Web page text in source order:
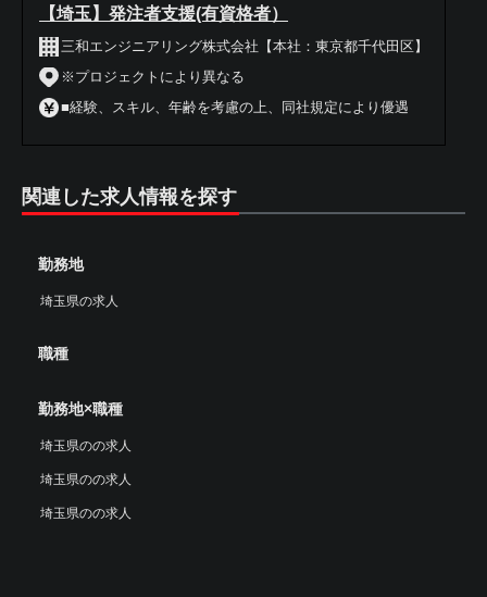
【埼玉】発注者支援(有資格者）
三和エンジニアリング株式会社【本社：東京都千代田区】
※プロジェクトにより異なる
■経験、スキル、年齢を考慮の上、同社規定により優遇
関連した求人情報を探す
勤務地
埼玉県の求人
職種
勤務地×職種
埼玉県のの求人
埼玉県のの求人
埼玉県のの求人